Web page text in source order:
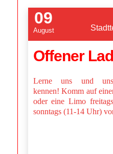
09
August
Offener
Lerne uns und
kennen! Komm auf
oder eine Limo
sonntags (11-14 Uhr)